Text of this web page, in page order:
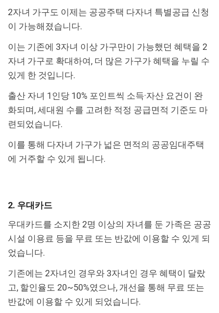
2자녀 가구도 이제는 공공주택 다자녀 특별공급 신청
이 가능해졌습니다.
이는 기존에 3자녀 이상 가구만이 가능했던 혜택을 2
자녀 가구로 확대하여, 더 많은 가구가 혜택을 누릴 수
있게 한 것입니다.
출산 자녀 1인당 10% 포인트씩 소득·자산 요건이 완
화되며, 세대원 수를 고려한 적정 공급면적 기준도 마
련되었습니다.
이를 통해 다자녀 가구가 넓은 면적의 공공임대주택
에 거주할 수 있게 됩니다.
2. 우대카드
우대카드를 소지한 2명 이상의 자녀를 둔 가족은 공공
시설 이용료 등을 무료 또는 반값에 이용할 수 있게 되
었습니다.
기존에는 2자녀인 경우와 3자녀인 경우 혜택이 달랐
고, 할인율도 20~50%였으나, 개선을 통해 무료 또는
반값에 이용할 수 있게 되었습니다.